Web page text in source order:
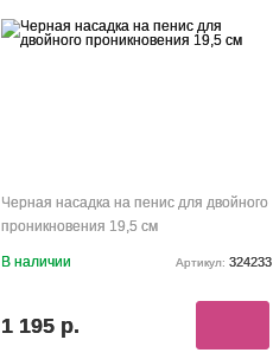
Черная насадка на пенис для двойного
проникновения 19,5 см
В наличии Артикул: 324233
1 195 р.